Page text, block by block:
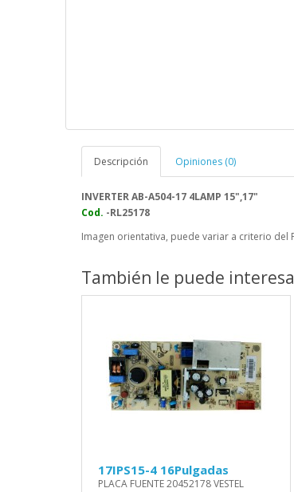
Descripción Opiniones (0)
INVERTER AB-A504-17 4LAMP 15",17"
Cod. -RL25178
Imagen orientativa, puede variar a criterio del
También le puede
17IPS15-4 16Pulgadas
PLACA FUENTE 20452178 VESTEL